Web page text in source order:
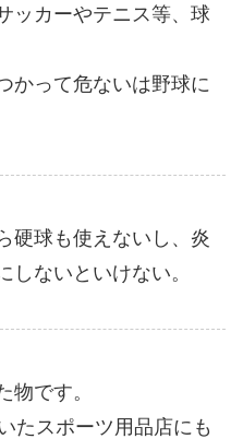
ッカーやテニス等、球
かって危ないは野球に
硬球も使えないし、炎
しないといけない。
物です。
たスポーツ用品店にも